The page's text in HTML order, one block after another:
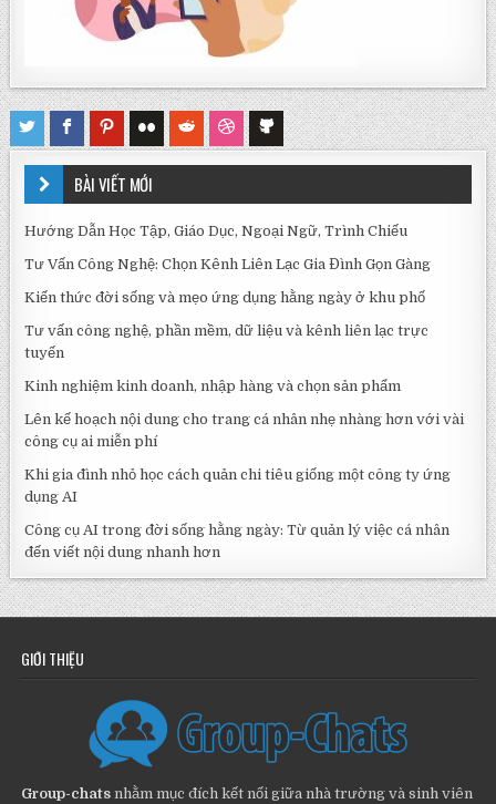
BÀI VIẾT MỚI
Hướng Dẫn Học Tập, Giáo Dục, Ngoại Ngữ, Trình Chiếu
Tư Vấn Công Nghệ: Chọn Kênh Liên Lạc Gia Đình Gọn Gàng
Kiến thức đời sống và mẹo ứng dụng hằng ngày ở khu phố
Tư vấn công nghệ, phần mềm, dữ liệu và kênh liên lạc trực
tuyến
Kinh nghiệm kinh doanh, nhập hàng và chọn sản phẩm
Lên kế hoạch nội dung cho trang cá nhân nhẹ nhàng hơn với vài
công cụ ai miễn phí
Khi gia đình nhỏ học cách quản chi tiêu giống một công ty ứng
dụng AI
Công cụ AI trong đời sống hằng ngày: Từ quản lý việc cá nhân
đến viết nội dung nhanh hơn
GIỚI THIỆU
Group-chats nhằm mục đích kết nối giữa nhà trường và sinh viên